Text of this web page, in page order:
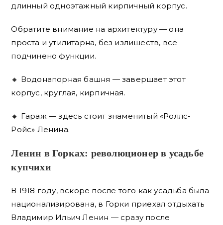
длинный одноэтажный кирпичный корпус.
Обратите внимание на архитектуру — она
проста и утилитарна, без излишеств, всё
подчинено функции.
🔸 Водонапорная башня — завершает этот
корпус, круглая, кирпичная.
🔸 Гараж — здесь стоит знаменитый «Роллс-
Ройс» Ленина.
Ленин в Горках: революционер в усадьбе
купчихи
В 1918 году, вскоре после того как усадьба была
национализирована, в Горки приехал отдыхать
Владимир Ильич Ленин — сразу после